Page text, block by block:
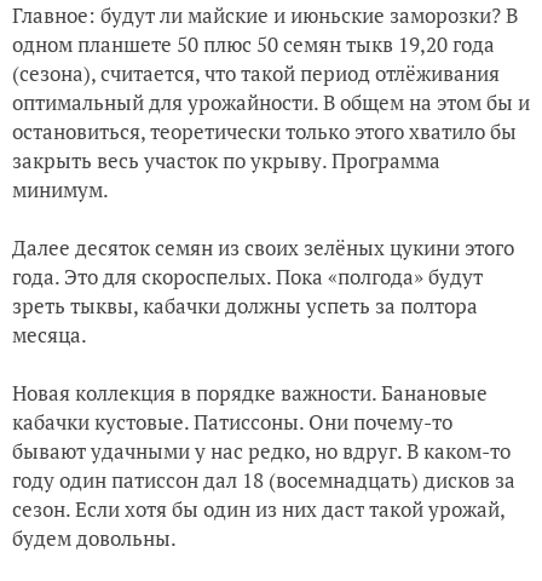
Вишни заморозки пережили. Проращиваю семена тыквы
Прогноз погоды
Четыре котокоша. И даже Сфинкс
Главное: будут ли майские и июньские заморозки? В
одном планшете 50 плюс 50 семян тыкв 19,20 года
(сезона), считается, что такой период отлёживания
оптимальный для урожайности. В общем на этом бы и
остановиться, теоретически только этого хватило бы
закрыть весь участок по укрыву. Программа
минимум.
Далее десяток семян из своих зелёных цукини этого
года. Это для скороспелых. Пока «полгода» будут
зреть тыквы, кабачки должны успеть за полтора
месяца.
Новая коллекция в порядке важности. Банановые
кабачки кустовые. Патиссоны. Они почему-то
бывают удачными у нас редко, но вдруг. В каком-то
году один патиссон дал 18 (восемнадцать) дисков за
сезон. Если хотя бы один из них даст такой урожай,
будем довольны.